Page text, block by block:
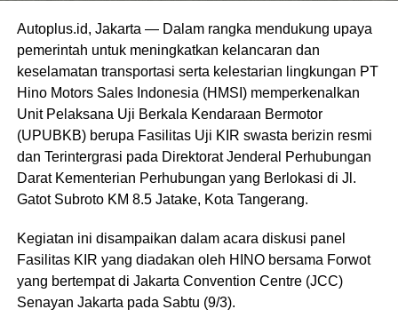
Autoplus.id, Jakarta — Dalam rangka mendukung upaya
pemerintah untuk meningkatkan kelancaran dan
keselamatan transportasi serta kelestarian lingkungan PT
Hino Motors Sales Indonesia (HMSI) memperkenalkan
Unit Pelaksana Uji Berkala Kendaraan Bermotor
(UPUBKB) berupa Fasilitas Uji KIR swasta berizin resmi
dan Terintergrasi pada Direktorat Jenderal Perhubungan
Darat Kementerian Perhubungan yang Berlokasi di Jl.
Gatot Subroto KM 8.5 Jatake, Kota Tangerang.
Kegiatan ini disampaikan dalam acara diskusi panel
Fasilitas KIR yang diadakan oleh HINO bersama Forwot
yang bertempat di Jakarta Convention Centre (JCC)
Senayan Jakarta pada Sabtu (9/3).